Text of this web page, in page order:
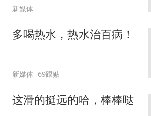
新媒体
多喝热水，热水治百病！
新媒体 69跟贴
这滑的挺远的哈，棒棒哒